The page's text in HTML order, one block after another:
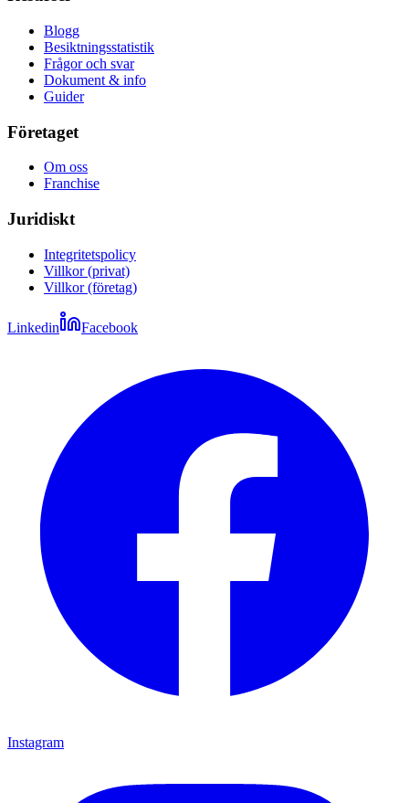
Blogg
Besiktningsstatistik
Frågor och svar
Dokument & info
Guider
Företaget
Om oss
Franchise
Juridiskt
Integritetspolicy
Villkor (privat)
Villkor (företag)
Linkedin Facebook
Instagram